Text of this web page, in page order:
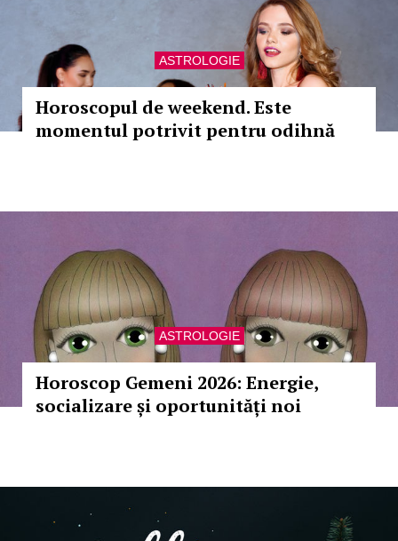
ASTROLOGIE
Horoscopul de weekend. Este
momentul potrivit pentru odihnă
ASTROLOGIE
Horoscop Gemeni 2026: Energie,
socializare și oportunități noi